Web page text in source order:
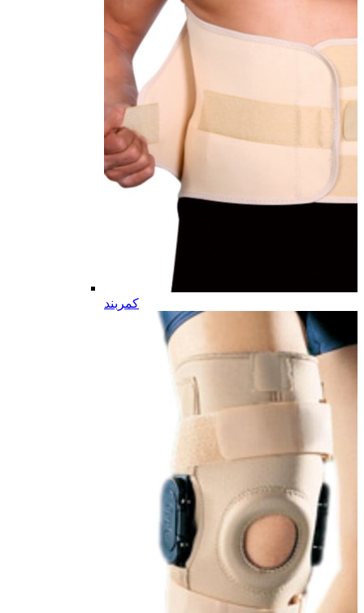
کمربند